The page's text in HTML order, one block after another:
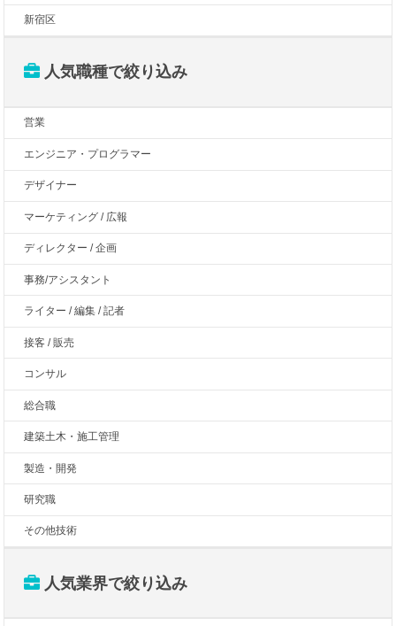
新宿区
人気職種で絞り込み
営業
エンジニア・プログラマー
デザイナー
マーケティング / 広報
ディレクター / 企画
事務/アシスタント
ライター / 編集 / 記者
接客 / 販売
コンサル
総合職
建築土木・施工管理
製造・開発
研究職
その他技術
人気業界で絞り込み